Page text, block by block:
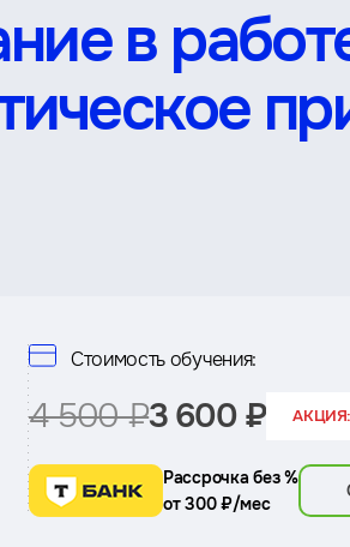
в
Стоимость обучения:
4 500 ₽3 600 ₽
Рассрочка без %
от 300 ₽/мес